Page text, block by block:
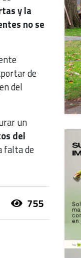
y la
no se
de
del
un
del
falta de
755